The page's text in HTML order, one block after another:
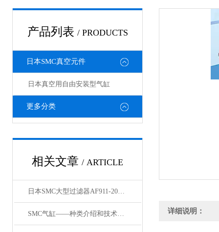
产品列表 / PRODUCTS
日本SMC真空元件
日本真空用自由安装型气缸
更多分类
相关文章 / ARTICLE
日本SMC大型过滤器AF911-20和AF60-10的区别
SMC气缸——种类介绍和技术资料 详细说明：